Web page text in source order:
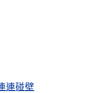
連碰壁